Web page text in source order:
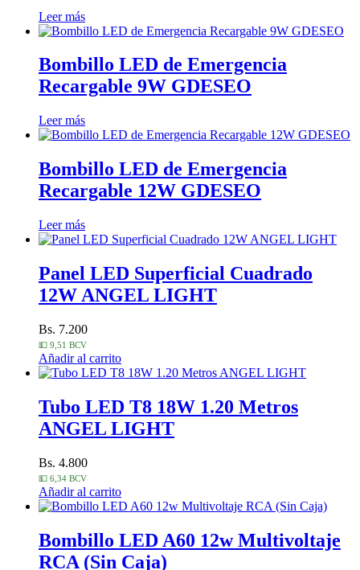
Leer más
Bombillo LED de Emergencia
Recargable 9W GDESEO
Leer más
Bombillo LED de Emergencia
Recargable 12W GDESEO
Leer más
Panel LED Superficial Cuadrado
12W ANGEL LIGHT
Bs. 7.200
💵 9,51 BCV
Añadir al carrito
Tubo LED T8 18W 1.20 Metros
ANGEL LIGHT
Bs. 4.800
💵 6,34 BCV
Añadir al carrito
Bombillo LED A60 12w Multivoltaje
RCA (Sin Caja)